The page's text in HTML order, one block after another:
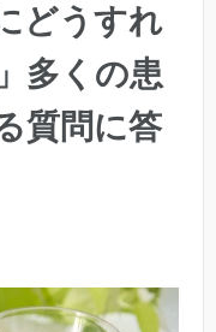
どうすれ
多くの患
質問に答